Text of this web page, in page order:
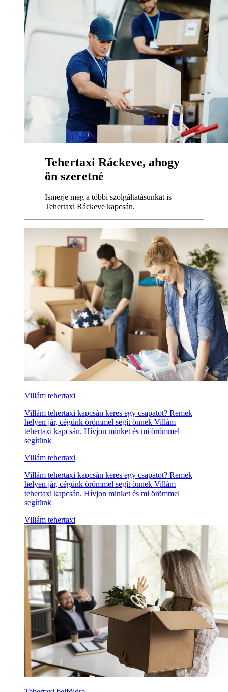
Tehertaxi Ráckeve, ahogy
ön szeretné
Ismerje meg a többi szolgáltatásunkat is
Tehertaxi Ráckeve kapcsán.
Villám tehertaxi
Villám tehertaxi kapcsán keres egy csapatot? Remek
helyen jár, cégünk örömmel segít önnek Villám
tehertaxi kapcsán. Hívjon minket és mi örömmel
segítünk
Villám tehertaxi
Villám tehertaxi kapcsán keres egy csapatot? Remek
helyen jár, cégünk örömmel segít önnek Villám
tehertaxi kapcsán. Hívjon minket és mi örömmel
segítünk
Villám tehertaxi